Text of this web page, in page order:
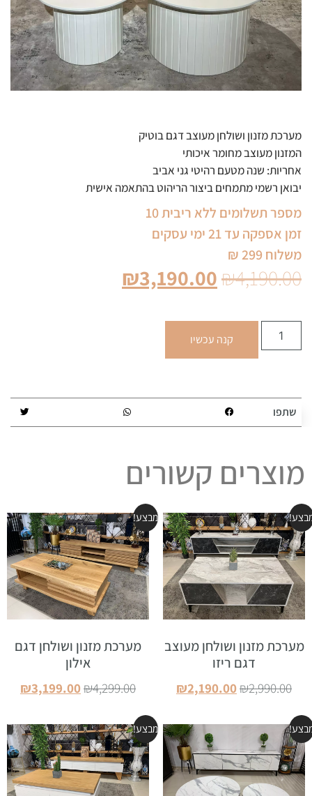
שתפו
מערכת מזנון ושולחן מעוצב דגם בוטיק
המזנון מעוצב מחומר איכותי
אחריות: שנה מטעם רהיטי גני אביב
יבואן רשמי מתמחים ביצור הריהוט בהתאמה אישית
מספר תשלומים ללא ריבית 10
זמן אספקה עד 21 ימי עסקים
משלוח 299 ₪
₪4,190.00
₪3,190.00
קנה עכשיו
מוצרים קשורים
מערכת מזנון ושולחן מעוצב
דגם ריזו
₪2,990.00
₪2,190.00
מבצע!
מערכת מזנון ושולחן דגם
אילון
₪4,299.00
₪3,199.00
מבצע!